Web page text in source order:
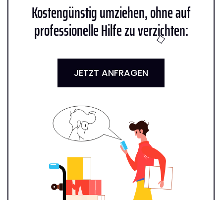
Kostengünstig umziehen, ohne auf
professionelle Hilfe zu verzichten:
JETZT ANFRAGEN